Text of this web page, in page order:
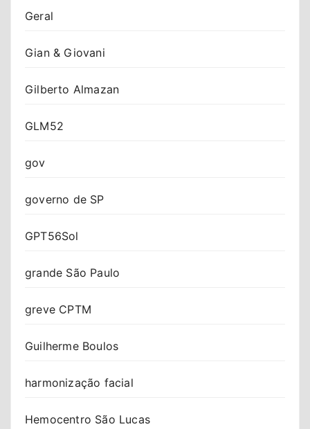
Geral
Gian & Giovani
Gilberto Almazan
GLM52
gov
governo de SP
GPT56Sol
grande São Paulo
greve CPTM
Guilherme Boulos
harmonização facial
Hemocentro São Lucas